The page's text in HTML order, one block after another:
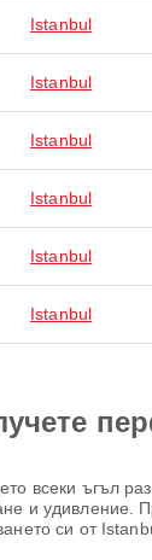
Istanbul
Istanbul
Istanbul
Istanbul
Istanbul
Istanbul
всеки ъгъл
и
си от